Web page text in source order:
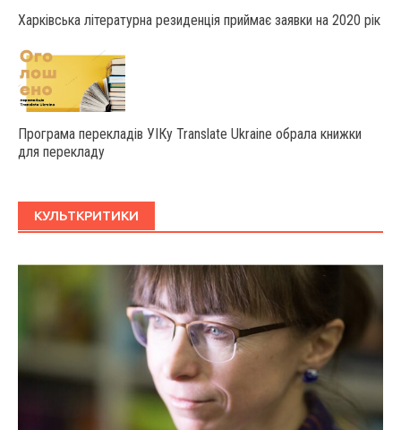
Харківська літературна резиденція приймає заявки на 2020 рік
Програма перекладів УІКу Translate Ukraine обрала книжки
для перекладу
КУЛЬТКРИТИКИ